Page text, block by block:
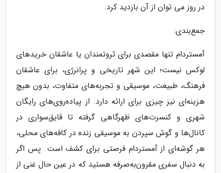
در روز می توان از آن بازدید کرد.
جمع‌بندی:
آمستردام تنها مقصدی برای ثروتمندان یا عاشقان خریدهای
لوکس نیست؛ این شهر تاریخی و پرانرژی، برای عاشقان
فرهنگ، طبیعت، موسیقی و تجربه‌های متفاوت، بدون هیچ
هزینه‌ای نیز چیزی برای ارائه دارد. از پیاده‌روی‌های رایگان
شهری و کنسرت‌های ظهرگاهی گرفته تا قایق‌سواری در
کانال‌ها و گوش سپردن به موسیقی زنده در کافه‌های محلی،
هر گوشه‌ای از آمستردام فرصتی برای کشف است. پس اگر
به دنبال سفری مقرون‌به‌صرفه هستید که در عین حال غنی از